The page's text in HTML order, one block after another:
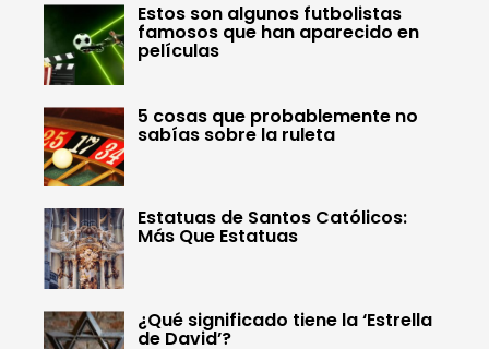
Estos son algunos futbolistas
famosos que han aparecido en
películas
5 cosas que probablemente no
sabías sobre la ruleta
Estatuas de Santos Católicos:
Más Que Estatuas
¿Qué significado tiene la ‘Estrella
de David’?